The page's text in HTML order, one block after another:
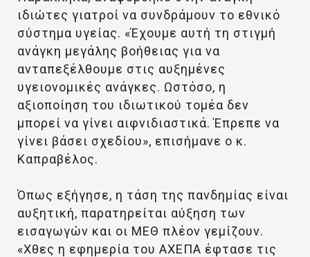
ιδιώτες γιατροί να συνδράμουν το εθνικό
σύστημα υγείας. «Έχουμε αυτή τη στιγμή
ανάγκη μεγάλης βοήθειας για να
ανταπεξέλθουμε στις αυξημένες
υγειονομικές ανάγκες. Ωστόσο, η
αξιοποίηση του ιδιωτικού τομέα δεν
μπορεί να γίνει αιφνιδιαστικά. Έπρεπε να
γίνει βάσει σχεδίου», επισήμανε ο κ.
Καπραβέλος.
Όπως εξήγησε, η τάση της πανδημίας είναι
αυξητική, παρατηρείται αύξηση των
εισαγωγών και οι ΜΕΘ πλέον γεμίζουν.
«Χθες η εφημερία του ΑΧΕΠΑ έφτασε τις